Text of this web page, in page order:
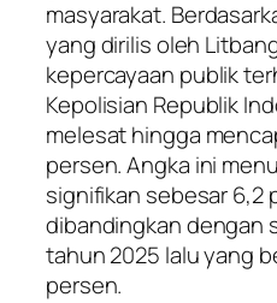
masyarakat.
yang dirilis oleh
kepercayaan publik
Kepolisian Republik
melesat hingga
persen. Angka ini
signifikan sebesar 6,2
dibandingkan dengan
tahun 2025 lalu yang
persen.